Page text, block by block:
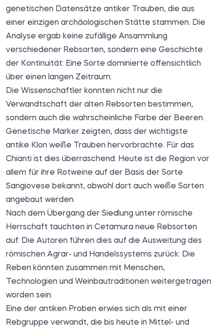
genetischen Datensätze antiker Trauben, die aus
einer einzigen archäologischen Stätte stammen. Die
Analyse ergab keine zufällige Ansammlung
verschiedener Rebsorten, sondern eine Geschichte
der Kontinuität: Eine Sorte dominierte offensichtlich
über einen langen Zeitraum.
Die Wissenschaftler konnten nicht nur die
Verwandtschaft der alten Rebsorten bestimmen,
sondern auch die wahrscheinliche Farbe der Beeren.
Genetische Marker zeigten, dass der wichtigste
antike Klon weiße Trauben hervorbrachte. Für das
Chianti ist dies überraschend: Heute ist die Region vor
allem für ihre Rotweine auf der Basis der Sorte
Sangiovese bekannt, obwohl dort auch weiße Sorten
angebaut werden.
Nach dem Übergang der Siedlung unter römische
Herrschaft tauchten in Cetamura neue Rebsorten
auf. Die Autoren führen dies auf die Ausweitung des
römischen Agrar- und Handelssystems zurück: Die
Reben könnten zusammen mit Menschen,
Technologien und Weinbautraditionen weitergetragen
worden sein.
Eine der antiken Proben erwies sich als mit einer
Rebgruppe verwandt, die bis heute in Mittel- und